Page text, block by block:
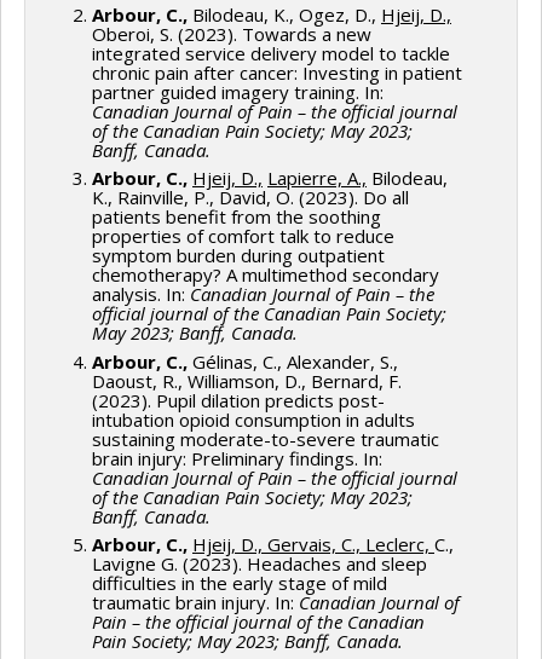
Arbour, C., Bilodeau, K., Ogez, D., Hjeij, D.,
Oberoi, S. (2023). Towards a new
integrated service delivery model to tackle
chronic pain after cancer: Investing in patient
partner guided imagery training. In:
Canadian Journal of Pain – the official journal
of the Canadian Pain Society; May 2023;
Banff, Canada.
Arbour, C., Hjeij, D., Lapierre, A., Bilodeau,
K., Rainville, P., David, O. (2023). Do all
patients benefit from the soothing
properties of comfort talk to reduce
symptom burden during outpatient
chemotherapy? A multimethod secondary
analysis. In: Canadian Journal of Pain – the
official journal of the Canadian Pain Society;
May 2023; Banff, Canada.
Arbour, C., Gélinas, C., Alexander, S.,
Daoust, R., Williamson, D., Bernard, F.
(2023). Pupil dilation predicts post-
intubation opioid consumption in adults
sustaining moderate-to-severe traumatic
brain injury: Preliminary findings. In:
Canadian Journal of Pain – the official journal
of the Canadian Pain Society; May 2023;
Banff, Canada.
Arbour, C., Hjeij, D., Gervais, C., Leclerc, C.,
Lavigne G. (2023). Headaches and sleep
difficulties in the early stage of mild
traumatic brain injury. In: Canadian Journal of
Pain – the official journal of the Canadian
Pain Society; May 2023; Banff, Canada.